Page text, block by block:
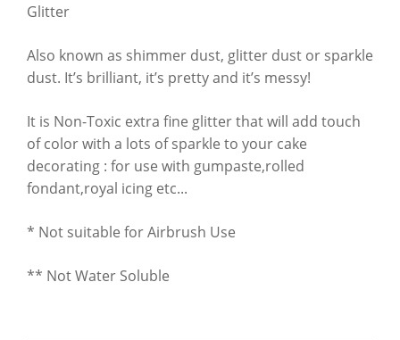
Glitter
Also known as shimmer dust, glitter dust or sparkle
dust. It’s brilliant, it’s pretty and it’s messy!
It is Non-Toxic extra fine glitter that will add touch
of color with a lots of sparkle to your cake
decorating : for use with gumpaste,rolled
fondant,royal icing etc...
* Not suitable for Airbrush Use
** Not Water Soluble